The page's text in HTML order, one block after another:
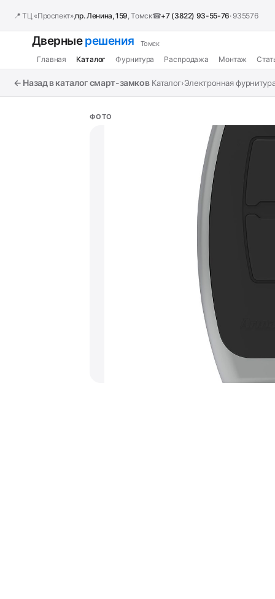
📍 ТЦ «Проспект»,пр. Ленина, 159 , Томск☎+7 (3822) 93-55-76· 935576
Дверныерешения Томск
Главная Каталог Фурнитура Распродажа Монтаж
← Назад в каталог смарт-замков Каталог›Электронная
ФОТО